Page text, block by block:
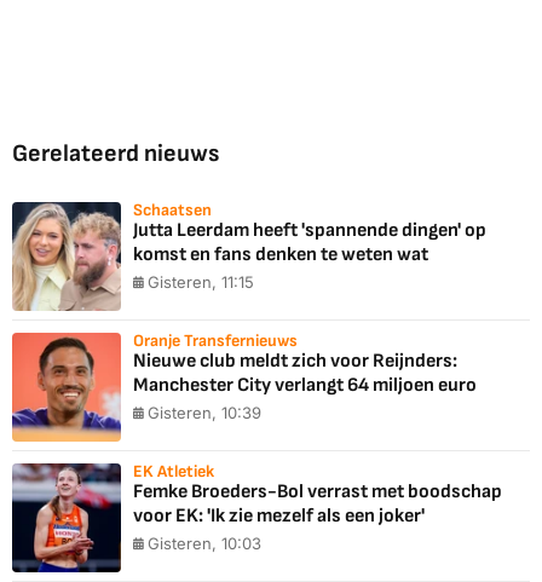
Gerelateerd nieuws
Schaatsen
Jutta Leerdam heeft 'spannende dingen' op
komst en fans denken te weten wat
Gisteren, 11:15
Oranje Transfernieuws
Nieuwe club meldt zich voor Reijnders:
Manchester City verlangt 64 miljoen euro
Gisteren, 10:39
EK Atletiek
Femke Broeders-Bol verrast met boodschap
voor EK: 'Ik zie mezelf als een joker'
Gisteren, 10:03